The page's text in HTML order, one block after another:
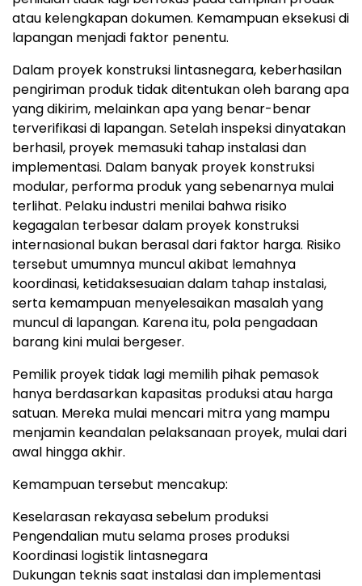
atau kelengkapan dokumen. Kemampuan eksekusi di
lapangan menjadi faktor penentu.
Dalam proyek konstruksi lintasnegara, keberhasilan
pengiriman produk tidak ditentukan oleh barang apa
yang dikirim, melainkan apa yang benar-benar
terverifikasi di lapangan. Setelah inspeksi dinyatakan
berhasil, proyek memasuki tahap instalasi dan
implementasi. Dalam banyak proyek konstruksi
modular, performa produk yang sebenarnya mulai
terlihat. Pelaku industri menilai bahwa risiko
kegagalan terbesar dalam proyek konstruksi
internasional bukan berasal dari faktor harga. Risiko
tersebut umumnya muncul akibat lemahnya
koordinasi, ketidaksesuaian dalam tahap instalasi,
serta kemampuan menyelesaikan masalah yang
muncul di lapangan. Karena itu, pola pengadaan
barang kini mulai bergeser.
Pemilik proyek tidak lagi memilih pihak pemasok
hanya berdasarkan kapasitas produksi atau harga
satuan. Mereka mulai mencari mitra yang mampu
menjamin keandalan pelaksanaan proyek, mulai dari
awal hingga akhir.
Kemampuan tersebut mencakup:
Keselarasan rekayasa sebelum produksi
Pengendalian mutu selama proses produksi
Koordinasi logistik lintasnegara
Dukungan teknis saat instalasi dan implementasi